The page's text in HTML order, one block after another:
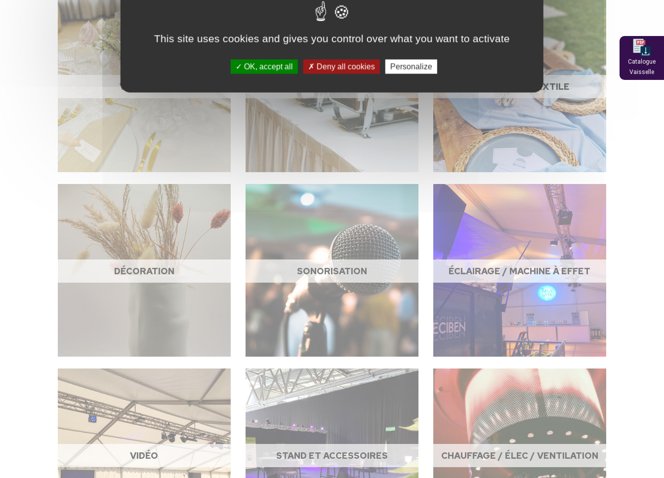
VAISSELLE NAPPAGE ET TEXTILE
DÉCORATION SONORISATION ÉCLAIRAGE / MACHINE À EFFET
VIDÉO STAND ET ACCESSOIRES CHAUFFAGE / ÉLEC / VENTILATION
Catalogue
Vaisselle
This site uses cookies and gives you control over what you want to activate
OK, accept all Deny all cookies Personalize